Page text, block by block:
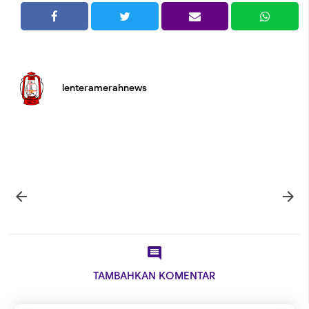
lenteramerahnews
 

TAMBAHKAN KOMENTAR